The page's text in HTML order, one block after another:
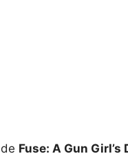
Fuse: A Gun